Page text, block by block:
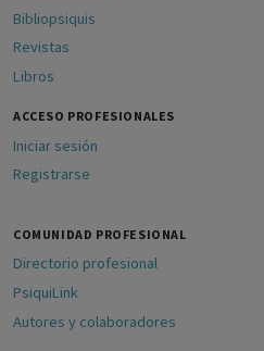
Bibliopsiquis
Revistas
Libros
ACCESO PROFESIONALES
Iniciar sesión
Registrarse
COMUNIDAD PROFESIONAL
Directorio profesional
PsiquiLink
Autores y colaboradores